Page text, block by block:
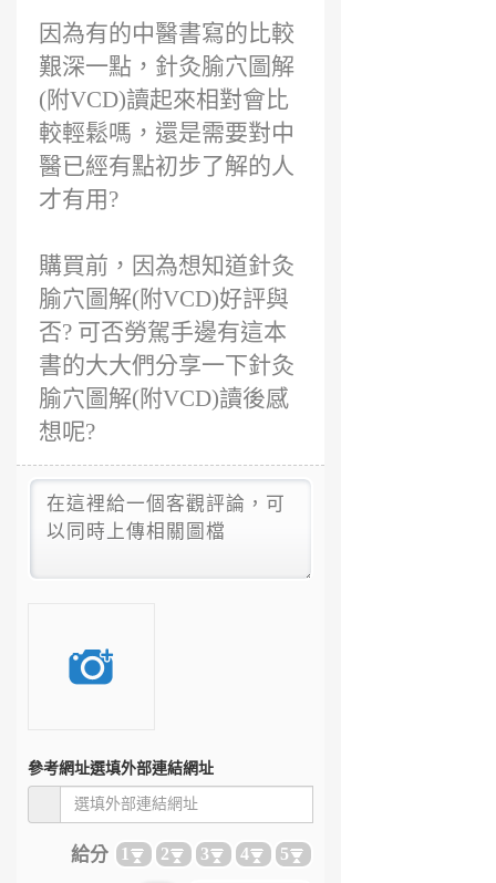
因為有的中醫書寫的比較
艱深一點，針灸腧穴圖解
(附VCD)讀起來相對會比
較輕鬆嗎，還是需要對中
醫已經有點初步了解的人
才有用?
購買前，因為想知道針灸
腧穴圖解(附VCD)好評與
否? 可否勞駕手邊有這本
書的大大們分享一下針灸
腧穴圖解(附VCD)讀後感
想呢?
參考網址選填外部連結網址
給分 1 2 3 4 5